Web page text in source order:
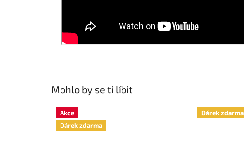
Mohlo by se ti líbit
Akce
Dárek zdarma
Dárek zdarma